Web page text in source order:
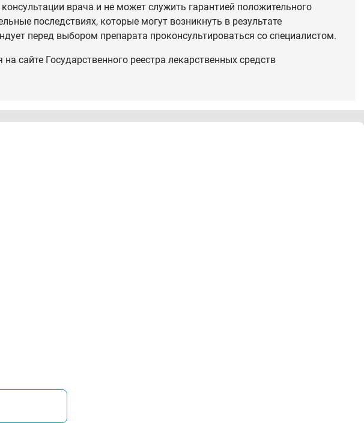
врача и не может служить гарантией положительного
последствиях, которые могут возникнуть в результате
перед выбором препарата проконсультироваться со специалистом.
сайте Государственного реестра лекарственных средств